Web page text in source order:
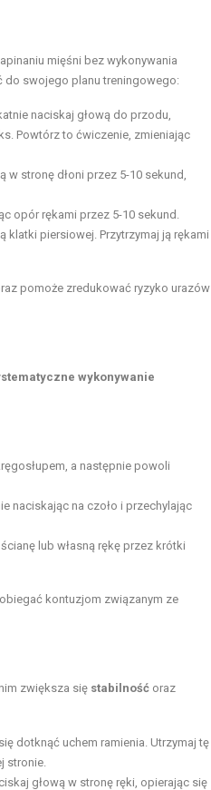
mięśni bez wykonywania
do swojego planu treningowego:
naciskaj głową do przodu,
Powtórz to ćwiczenie, zmieniając
w stronę dłoni przez 5-10 sekund,
opór rękami przez 5-10 sekund.
klatki piersiowej. Przytrzymaj ją rękami
pomoże zredukować ryzyko urazów
wykonywanie
a następnie powoli
naciskając na czoło i przechylając
lub własną rękę przez krótki
kontuzjom związanym ze
zwiększa się stabilność oraz
dotknąć uchem ramienia. Utrzymaj tę
stronie.
głową w stronę ręki, opierając się